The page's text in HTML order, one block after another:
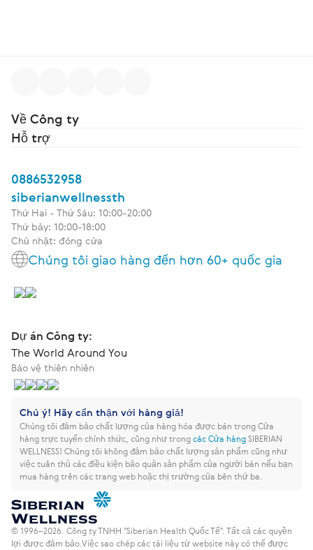
Về Công ty
Hỗ trợ
0886532958
siberianwellnessth
Thứ Hai - Thứ Sáu: 10:00-20:00
Thứ bảy: 10:00-18:00
Chủ nhật: đóng cửa
Chúng tôi giao hàng đến hơn 60+ quốc gia
Dự án Công ty:
The World Around You
Bảo vệ thiên nhiên
Chú ý! Hãy cẩn thận với hàng giả!
Chúng tôi đảm bảo chất lượng của hàng hóa được bán trong Cửa
hàng trực tuyến chính thức, cũng như trongcác Cửa hàngSIBERIAN
WELLNESS! Chúng tôi không đảm bảo chất lượng sản phẩm cũng như
việc tuân thủ các điều kiện bảo quản sản phẩm của người bán nếu bạn
mua hàng trên các trang web hoặc thị trường của bên thứ ba.
© 1996–2026. Công ty TNHH "Siberian Health Quốc Tế". Tất cả các quyền
lợi được đảm bảo.Việc sao chép các tài liệu từ website này có thể được